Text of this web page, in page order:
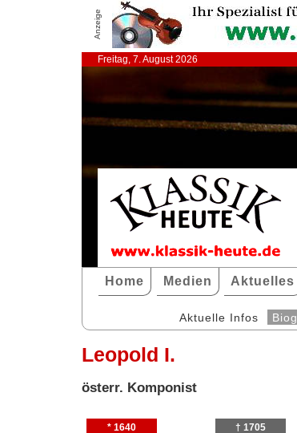
Anzeige
Freitag, 7. August 2026
Home Medien Aktuelles
Aktuelle Infos
Leopold I.
österr. Komponist
* 1640 † 1705